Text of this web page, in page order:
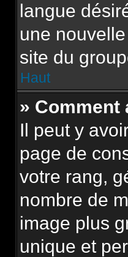
langue
une
site du
Haut
» Comment
Il peut y
page de
votre rang,
nombre de
image plus
unique et